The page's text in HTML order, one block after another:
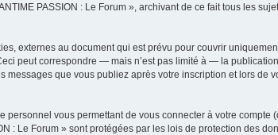
PASSION : Le Forum », archivant de ce fait tous les
externes au document qui est prévu pour couvrir
peut correspondre — mais n’est pas limité à — la
messages que vous publiez après votre inscription et lors de
vous permettant de vous connecter à votre compte
: Le Forum » sont protégées par les lois de protection des